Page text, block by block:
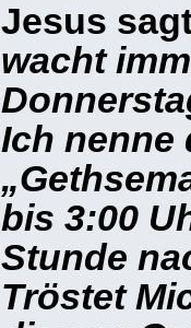
Jesus
wacht
Ich nenne
bis 3:00
Stunde
Tröstet